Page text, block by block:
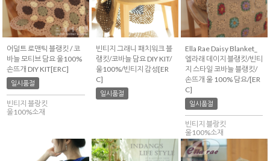
어덜트 로맨틱 블랭킷 / 코
바늘 모티브 담요 울100%
손뜨개 DIY KIT[ERC]
일시품절
빈티지 블랑킷
울100%소재
빈티지 그래니 패치워크 블
랭킷/코바늘 담요 DIY KIT/
울100%/빈티지 감성[ER
C]
일시품절
Ella Rae Daisy Blanket_
엘라래 데이지 블랭킷/빈티
지 스타일 코바늘 블랭킷/
손뜨개 울 100% 담요/[ER
C]
일시품절
빈티지 블랑킷
울100%소재